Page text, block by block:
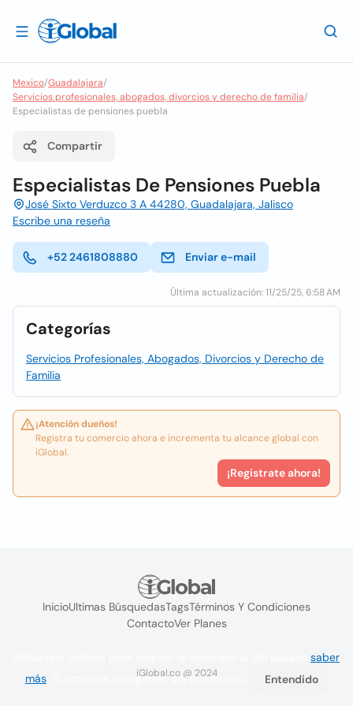
Mexico/Guadalajara/
Servicios profesionales, abogados, divorcios y derecho de familia/
Especialistas de pensiones puebla
Compartir
Especialistas De Pensiones Puebla
José Sixto Verduzco 3 A 44280, Guadalajara, Jalisco
Escribe una reseña
+52 2461808880 Enviar e-mail
Última actualización: 11/25/25, 6:58 AM
Categorías
Servicios Profesionales, Abogados, Divorcios y Derecho de
Familia
¡Atención dueños!
Registra tu comercio ahora e incrementa tu alcance global con
iGlobal.
¡Registrate ahora!
InicioUltimas BúsquedasTagsTérminos Y Condiciones
ContactoVer Planes
iGlobal.co @ 2024
saber
más . Si continúa navegando acepta su uso. Entendido